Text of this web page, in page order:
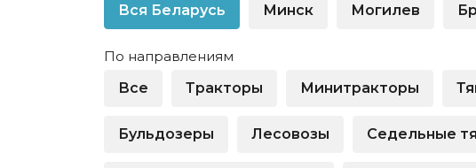
Крупный бизнес
Легковые автомобили
Малый бизнес
физлиц
Спецтехника для
Беларуси
Вся Беларусь
Минск Могилев
По направлениям
Все
Тракторы Минитракторы
Бульдозеры Лесовозы Седельные